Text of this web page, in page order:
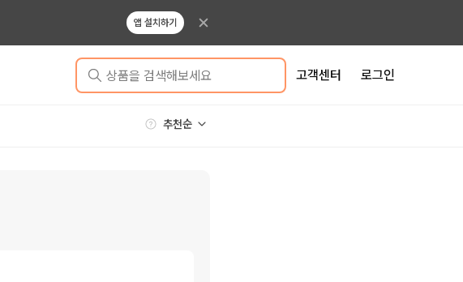
앱 설치하기
상품을 검색해보세요 고객센터 로그인